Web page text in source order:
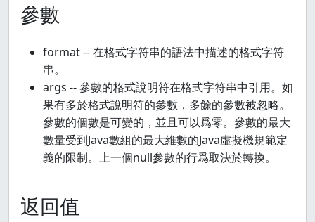
參數
format -- 在格式字符串的語法中描述的格式字符
串。
args -- 參數的格式說明符在格式字符串中引用。如
果有多於格式說明符的參數，多餘的參數被忽略。
參數的個數是可變的，並且可以爲零。參數的最大
數量受到Java數組的最大維數的Java虛擬機規範定
義的限制。上一個null參數的行爲取決於轉換。
返回值